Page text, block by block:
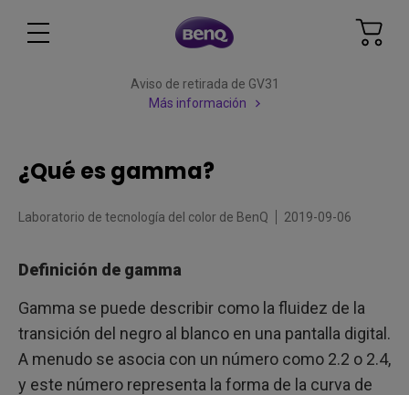
Aviso de retirada de GV31
Más información
¿Qué es gamma?
Laboratorio de tecnología del color de BenQ 2019-09-06
Definición de gamma
Gamma se puede describir como la fluidez de la
transición del negro al blanco en una pantalla digital.
A menudo se asocia con un número como 2.2 o 2.4,
y este número representa la forma de la curva de